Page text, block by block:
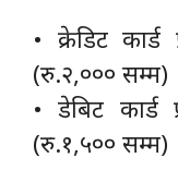
• क्रेडिट कार्ड
(रु.२,००० सम्म)
• डेबिट कार्ड
(रु.१,५०० सम्म)